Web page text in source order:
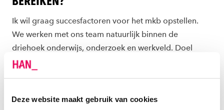
Deze website maakt gebruik van cookies
Ik wil graag succesfactoren voor het mkb opstellen.
We werken met ons team natuurlijk binnen de
driehoek onderwijs, onderzoek en werkveld. Doel
hiervan is dat we het mkb ondersteunen en helpen om
bedrijven niet mee kunnen komen met de digitale